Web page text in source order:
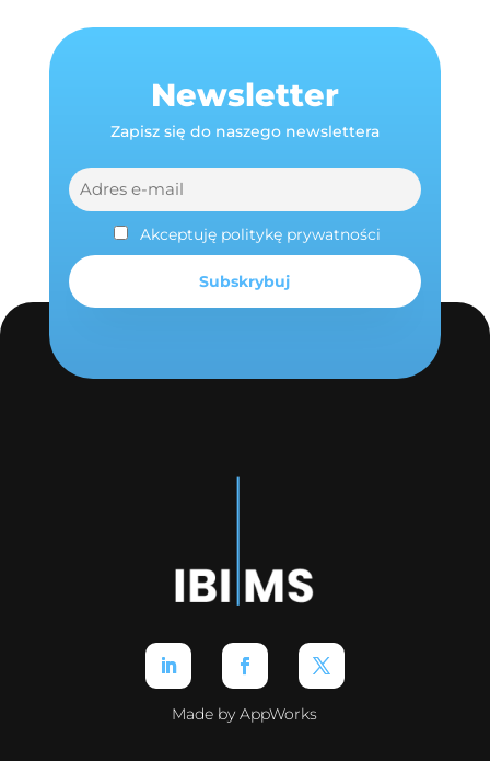
Newsletter
Zapisz się do naszego newslettera
Akceptuję politykę prywatności
Made by AppWorks